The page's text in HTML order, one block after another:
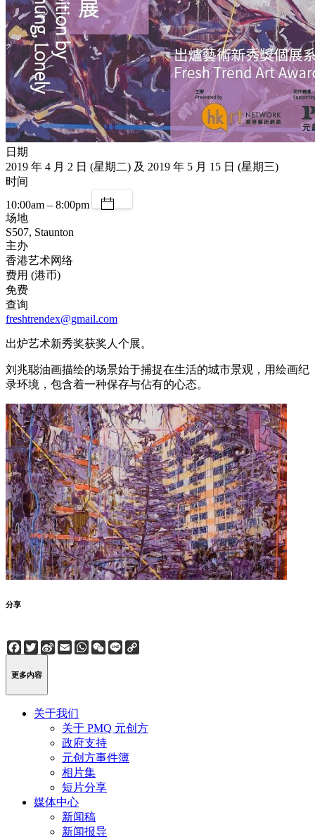
日期
2019 年 4 月 2 日 (星期二) 及 2019 年 5 月 15 日 (星期三)
时间
10:00am – 8:00pm
场地
S507, Staunton
主办
香港艺术网络
费用 (港币)
免费
查询
freshtrendex@gmail.com
出炉艺术新秀奖获奖人个展。
刘兆聪油画描绘的场景始于捕捉在生活的城市景观，用绘画纪
录环境，包含着一种保存与佔有的心态。
分享
Facebook
Twitter
Sina
Weibo
EmailWhatsApp
WeChat
Line
更多内容
关于我们
关于 PMQ 元创方
政府支持
元创方事件簿
相片集
短片分享
媒体中心
新闻稿
新闻报导